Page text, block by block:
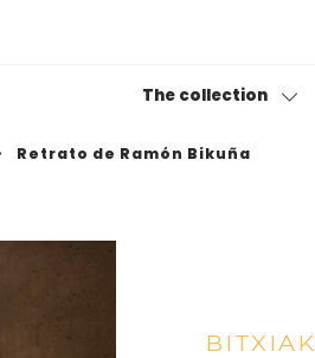
The collection
Retrato de Ramón Bikuña
BITXIAK